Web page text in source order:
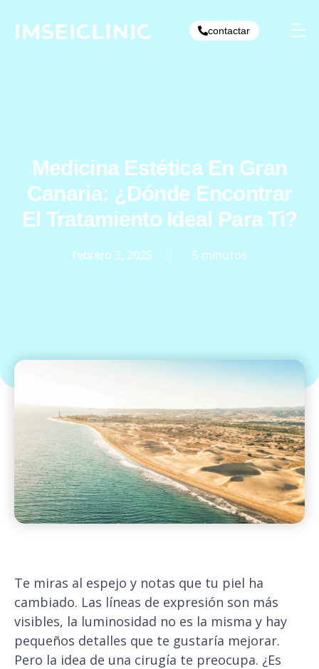
contenido
contactar
Medicina Estética En Gran
Canaria: ¿dónde Encontrar
El Tratamiento Ideal Para Ti?
febrero 3, 2025 5 minutos
Te miras al espejo y notas que tu piel ha
cambiado. Las líneas de expresión son más
visibles, la luminosidad no es la misma y hay
pequeños detalles que te gustaría mejorar.
Pero la idea de una cirugía te preocupa. ¿Es